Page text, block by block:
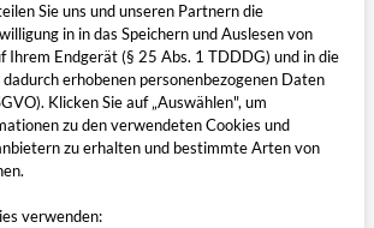
Sie uns und unseren Partnern die
in in das Speichern und Auslesen von
Ihrem Endgerät (§ 25 Abs. 1 TDDDG) und in die
erhobenen personenbezogenen Daten
Klicken Sie auf „Auswählen", um
zu den verwendeten Cookies und
zu erhalten und bestimmte Arten von
verwenden: